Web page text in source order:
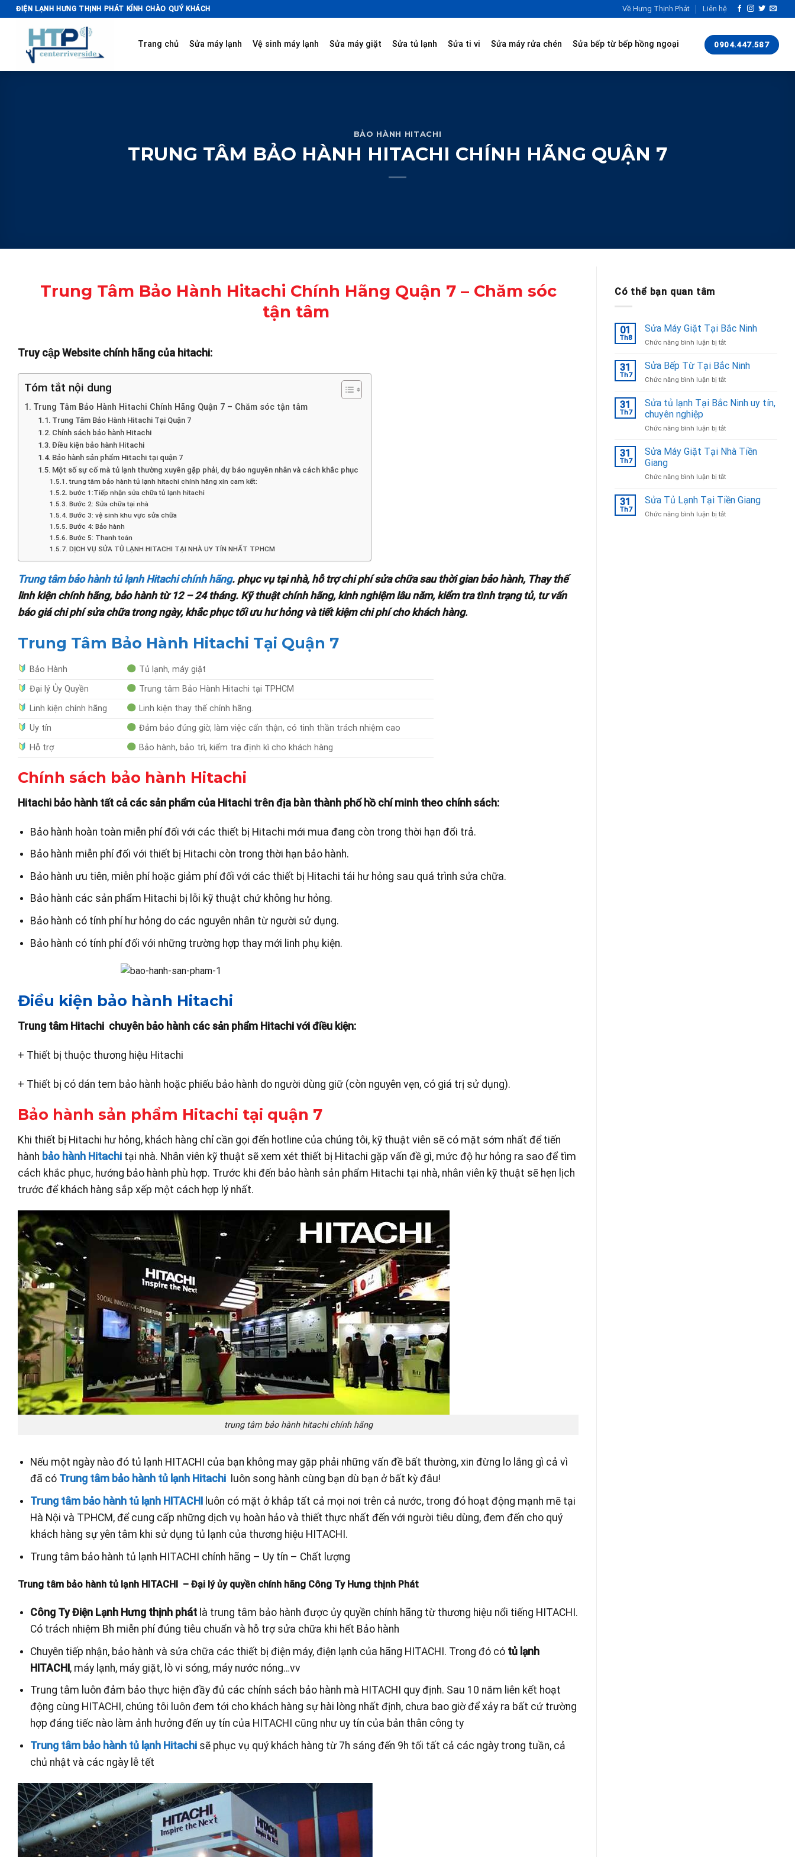
Skip
to
ĐIỆN LẠNH HƯNG THỊNH PHÁT KÍNH CHÀO QUÝ KHÁCH Về Hưng Thịnh Phát Liên hệ
Trang chủ Sửa máy lạnh Vệ sinh máy lạnh Sửa máy giặt Sửa tủ lạnh Sửa ti vi Sửa máy rửa chén Sửa bếp từ bếp hồng ngoại 0904.447.587
BẢO HÀNH HITACHI
TRUNG TÂM BẢO HÀNH HITACHI CHÍNH HÃNG QUẬN 7
Trung Tâm Bảo Hành Hitachi Chính Hãng Quận 7 – Chăm sóc
tận tâm
Truy cập Website chính hãng của hitachi:
Tóm tắt nội dung
Trung Tâm Bảo Hành Hitachi Chính Hãng Quận 7 – Chăm sóc tận tâm
Trung Tâm Bảo Hành Hitachi Tại Quận 7
Chính sách bảo hành Hitachi
Điều kiện bảo hành Hitachi
Bảo hành sản phẩm Hitachi tại quận 7
Một số sự cố mà tủ lạnh thường xuyên gặp phải, dự báo nguyên nhân và cách khắc phục
trung tâm bảo hành tủ lạnh hitachi chính hãng xin cam kết:
bước 1:Tiếp nhận sửa chữa tủ lạnh hitachi
Bước 2: Sửa chữa tại nhà
Bước 3: vệ sinh khu vực sửa chữa
Bước 4: Bảo hành
Bước 5: Thanh toán
DỊCH VỤ SỬA TỦ LẠNH HITACHI TẠI NHÀ UY TÍN NHẤT TPHCM
Trung tâm bảo hành tủ lạnh Hitachi chính hãng. phục vụ tại nhà, hỗ trợ chi phí sửa chữa sau thời gian bảo hành, Thay thế
linh kiện chính hãng, bảo hành từ 12 – 24 tháng. Kỹ thuật chính hãng, kinh nghiệm lâu năm, kiểm tra tình trạng tủ, tư vấn
báo giá chi phí sửa chữa trong ngày, khắc phục tối ưu hư hỏng và tiết kiệm chi phí cho khách hàng.
Trung Tâm Bảo Hành Hitachi Tại Quận 7
Bảo Hành
Tủ lạnh, máy giặt
Đại lý Ủy Quyền
Trung tâm Bảo Hành Hitachi tại TPHCM
Linh kiện chính hãng
Linh kiện thay thế chính hãng.
Uy tín
Đảm bảo đúng giờ, làm việc cẩn thận, có tinh thần trách nhiệm cao
Hỗ trợ
Bảo hành, bảo trì, kiểm tra định kì cho khách hàng
Chính sách bảo hành Hitachi
Hitachi bảo hành tất cả các sản phẩm của Hitachi trên địa bàn thành phố hồ chí minh theo chính sách:
Bảo hành hoàn toàn miễn phí đối với các thiết bị Hitachi mới mua đang còn trong thời hạn đổi trả.
Bảo hành miễn phí đối với thiết bị Hitachi còn trong thời hạn bảo hành.
Bảo hành ưu tiên, miễn phí hoặc giảm phí đối với các thiết bị Hitachi tái hư hỏng sau quá trình sửa chữa.
Bảo hành các sản phẩm Hitachi bị lỗi kỹ thuật chứ không hư hỏng.
Bảo hành có tính phí hư hỏng do các nguyên nhân từ người sử dụng.
Bảo hành có tính phí đối với những trường hợp thay mới linh phụ kiện.
Điều kiện bảo hành Hitachi
Trung tâm Hitachi chuyên bảo hành các sản phẩm Hitachi với điều kiện:
+ Thiết bị thuộc thương hiệu Hitachi
+ Thiết bị có dán tem bảo hành hoặc phiếu bảo hành do người dùng giữ (còn nguyên vẹn, có giá trị sử dụng).
Bảo hành sản phẩm Hitachi tại quận 7
Khi thiết bị Hitachi hư hỏng, khách hàng chỉ cần gọi đến hotline của chúng tôi, kỹ thuật viên sẽ có mặt sớm nhất để tiến
hành bảo hành Hitachi tại nhà. Nhân viên kỹ thuật sẽ xem xét thiết bị Hitachi gặp vấn đề gì, mức độ hư hỏng ra sao để tìm
cách khắc phục, hướng bảo hành phù hợp. Trước khi đến bảo hành sản phẩm Hitachi tại nhà, nhân viên kỹ thuật sẽ hẹn lịch
trước để khách hàng sắp xếp một cách hợp lý nhất.
trung tâm bảo hành hitachi chính hãng
Nếu một ngày nào đó tủ lạnh HITACHI của bạn không may gặp phải những vấn đề bất thường, xin đừng lo lắng gì cả vì
đã có Trung tâm bảo hành tủ lạnh Hitachi
luôn song hành cùng bạn dù bạn ở bất kỳ đâu!
Trung tâm bảo hành tủ lạnh HITACHI
luôn có mặt ở khắp tất cả mọi nơi trên cả nước, trong đó hoạt động mạnh mẽ tại
Hà Nội và TPHCM, để cung cấp những dịch vụ hoàn hảo và thiết thực nhất đến với người tiêu dùng, đem đến cho quý
khách hàng sự yên tâm khi sử dụng tủ lạnh của thương hiệu HITACHI.
Trung tâm bảo hành tủ lạnh HITACHI chính hãng – Uy tín – Chất lượng
Trung tâm bảo hành tủ lạnh HITACHI – Đại lý ủy quyền chính hãng Công Ty Hưng thịnh Phát
Công Ty Điện Lạnh Hưng thịnh phát là trung tâm bảo hành được ủy quyền chính hãng từ thương hiệu nổi tiếng HITACHI.
Có trách nhiệm Bh miễn phí đúng tiêu chuẩn và hỗ trợ sửa chữa khi hết Bảo hành
Chuyên tiếp nhận, bảo hành và sửa chữa các thiết bị điện máy, điện lạnh của hãng HITACHI. Trong đó có tủ lạnh
HITACHI, máy lạnh, máy giặt, lò vi sóng, máy nước nóng…vv
Trung tâm luôn đảm bảo thực hiện đầy đủ các chính sách bảo hành mà HITACHI quy định. Sau 10 năm liên kết hoạt
động cùng HITACHI, chúng tôi luôn đem tới cho khách hàng sự hài lòng nhất định, chưa bao giờ để xảy ra bất cứ trường
hợp đáng tiếc nào làm ảnh hưởng đến uy tín của HITACHI cũng như uy tín của bản thân công ty
Trung tâm bảo hành tủ lạnh Hitachi sẽ phục vụ quý khách hàng từ 7h sáng đến 9h tối tất cả các ngày trong tuần, cả
chủ nhật và các ngày lễ tết
Có thể bạn quan tâm
01
Th8
Sửa Máy Giặt Tại Bắc Ninh
Chức năng bình luận bị tắtở
Máy
Tại
Ninh
31
Th7
Sửa Bếp Từ Tại Bắc Ninh
Chức năng bình luận bị tắtở
Bếp
Bắc
31
Th7
Sửa tủ lạnh Tại Bắc Ninh uy tín,
chuyên nghiệp
Chức năng bình luận bị tắtở
tủ
Bắc
uy
chuyên
31
Th7
Sửa Máy Giặt Tại Nhà Tiền
Giang
Chức năng bình luận bị tắtở
Máy
Giặt
Tại
31
Th7
Sửa Tủ Lạnh Tại Tiền Giang
Chức năng bình luận bị tắtở